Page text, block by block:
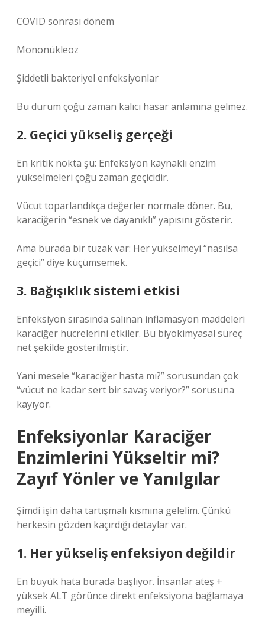
COVID sonrası dönem
Mononükleoz
Şiddetli bakteriyel enfeksiyonlar
Bu durum çoğu zaman kalıcı hasar anlamına gelmez.
2. Geçici yükseliş gerçeği
En kritik nokta şu: Enfeksiyon kaynaklı enzim
yükselmeleri çoğu zaman geçicidir.
Vücut toparlandıkça değerler normale döner. Bu,
karaciğerin “esnek ve dayanıklı” yapısını gösterir.
Ama burada bir tuzak var: Her yükselmeyi “nasılsa
geçici” diye küçümsemek.
3. Bağışıklık sistemi etkisi
Enfeksiyon sırasında salınan inflamasyon maddeleri
karaciğer hücrelerini etkiler. Bu biyokimyasal süreç
net şekilde gösterilmiştir.
Yani mesele “karaciğer hasta mı?” sorusundan çok
“vücut ne kadar sert bir savaş veriyor?” sorusuna
kayıyor.
Enfeksiyonlar Karaciğer
Enzimlerini Yükseltir mi?
Zayıf Yönler ve Yanılgılar
Şimdi işin daha tartışmalı kısmına gelelim. Çünkü
herkesin gözden kaçırdığı detaylar var.
1. Her yükseliş enfeksiyon değildir
En büyük hata burada başlıyor. İnsanlar ateş +
yüksek ALT görünce direkt enfeksiyona bağlamaya
meyilli.